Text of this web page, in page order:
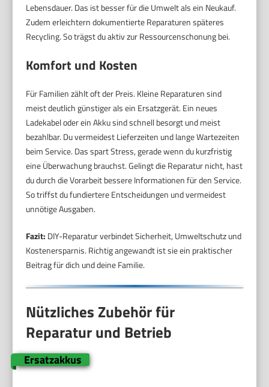
Lebensdauer. Das ist besser für die Umwelt als ein Neukauf.
Zudem erleichtern dokumentierte Reparaturen späteres
Recycling. So trägst du aktiv zur Ressourcenschonung bei.
Komfort und Kosten
Für Familien zählt oft der Preis. Kleine Reparaturen sind
meist deutlich günstiger als ein Ersatzgerät. Ein neues
Ladekabel oder ein Akku sind schnell besorgt und meist
bezahlbar. Du vermeidest Lieferzeiten und lange Wartezeiten
beim Service. Das spart Stress, gerade wenn du kurzfristig
eine Überwachung brauchst. Gelingt die Reparatur nicht, hast
du durch die Vorarbeit bessere Informationen für den Service.
So triffst du fundiertere Entscheidungen und vermeidest
unnötige Ausgaben.
Fazit: DIY-Reparatur verbindet Sicherheit, Umweltschutz und
Kostenersparnis. Richtig angewandt ist sie ein praktischer
Beitrag für dich und deine Familie.
Nützliches Zubehör für
Reparatur und Betrieb
Ersatzakkus